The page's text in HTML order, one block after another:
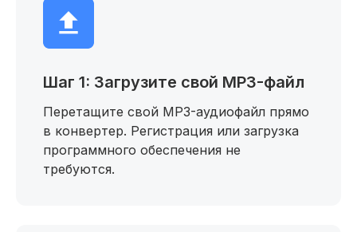
Шаг 1: Загрузите свой MP3-файл
Перетащите свой MP3-аудиофайл прямо
в конвертер. Регистрация или загрузка
программного обеспечения не
требуются.